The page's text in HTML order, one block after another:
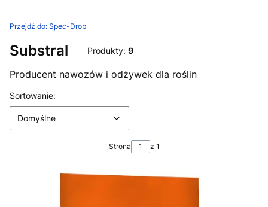
Przejdź do: Spec-Drob
Substral Produkty: 9
Producent nawozów i odżywek dla roślin
Lista produktów
Sortowanie:
Domyślne
Strona z 1